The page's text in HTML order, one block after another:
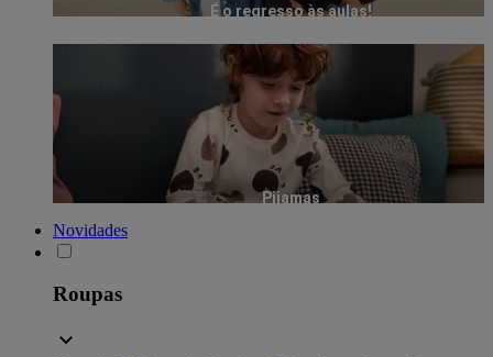
É o regresso às aulas!
Pijamas
Novidades
Roupas